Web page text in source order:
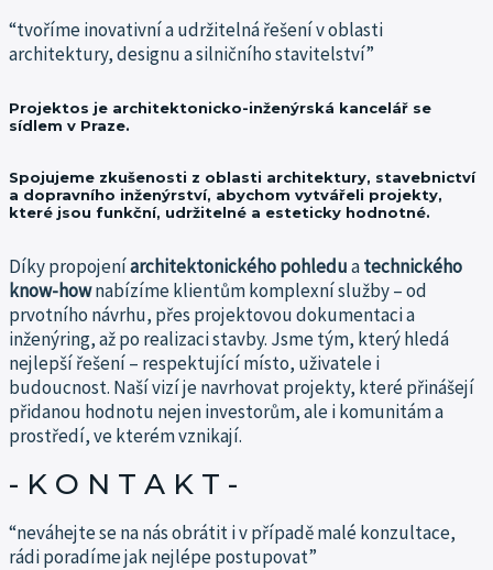
“tvoříme inovativní a udržitelná řešení v oblasti
architektury, designu a silničního stavitelství”
Projektos je architektonicko-inženýrská kancelář se
sídlem v Praze.
Spojujeme zkušenosti z oblasti architektury, stavebnictví
a dopravního inženýrství, abychom vytvářeli projekty,
které jsou funkční, udržitelné a esteticky hodnotné.
Díky propojeníarchitektonického pohleduatechnického
know-hownabízíme klientům komplexní služby – od
prvotního návrhu, přes projektovou dokumentaci a
inženýring, až po realizaci stavby. Jsme tým, který hledá
nejlepší řešení – respektující místo, uživatele i
budoucnost. Naší vizí je navrhovat projekty, které přinášejí
přidanou hodnotu nejen investorům, ale i komunitám a
prostředí, ve kterém vznikají.
- K O N T A K T -​
“neváhejte se na nás obrátit i v případě malé konzultace,
rádi poradíme jak nejlépe postupovat”